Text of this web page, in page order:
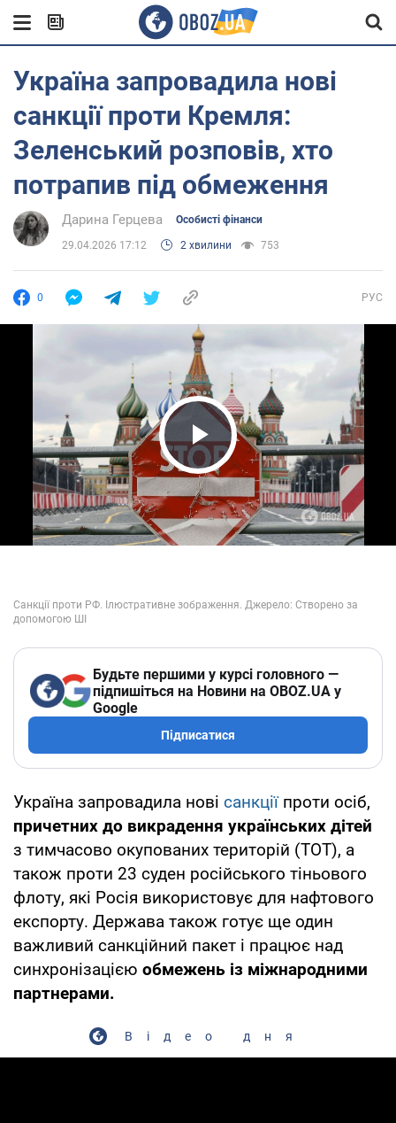
Україна запровадила нові
санкції проти Кремля:
Зеленський розповів, хто
потрапив під обмеження
Дарина Герцева Особисті фінанси
29.04.2026 17:12 2 хвилини 753
0 РУС
Play Video
Будьте першими у курсі головного —
підпишіться на Новини на OBOZ.UA у
Google
Підписатися
Україна запровадила нові санкціїпроти осіб,
причетних до викрадення українських дітей
з тимчасово окупованих територій (ТОТ), а
також проти 23 суден російського тіньового
флоту, які Росія використовує для нафтового
експорту. Держава також готує ще один
важливий санкційний пакет і працює над
синхронізацією обмежень із міжнародними
партнерами.
Відео дня